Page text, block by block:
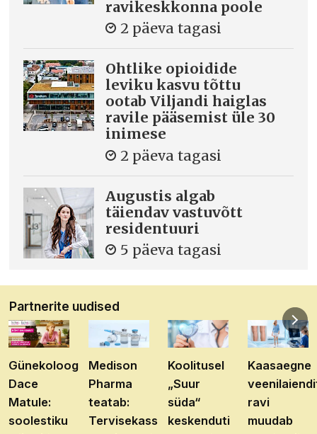
ravikeskkonna poole
2 päeva tagasi
Ohtlike opioidide
leviku kasvu tõttu
ootab Viljandi haiglas
ravile pääsemist üle 30
inimese
2 päeva tagasi
Augustis algab
täiendav vastuvõtt
residentuuri
5 päeva tagasi
Partnerite uudised
Günekoloog
Dace
Matule:
soolestiku
Medison
Pharma
teatab:
Tervisekassa
Koolitusel
„Suur
süda“
keskenduti
Kaasaegne
ravi
muudab